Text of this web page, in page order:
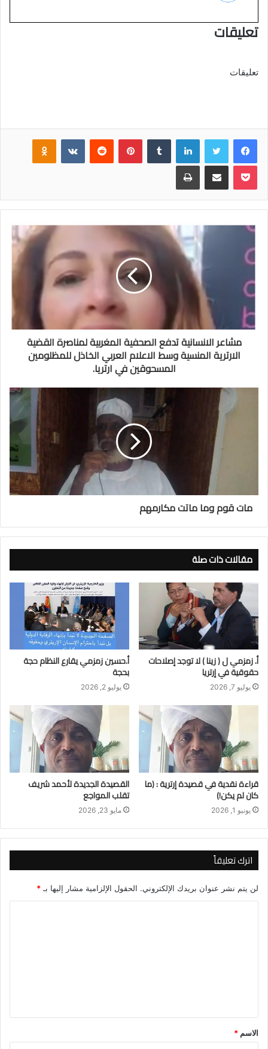
تعليقات
تعليقات
فيسبوك لينكدإن بينتيريست
بوكيت
مشاعر الانسانية تدفع الصحفية المغربية لمناصرة القضية
الارترية المنسية وسط الاعلام العربي الخاذل للمظلومين
المسحوقين في ارتريا.
مات قوم وما ماتت مكارمهم
مقالات ذات صلة
أ. زمزمي ل ( زينا ) لا توجد إصلاحات
حقوقية في إرتريا
يوليو 7, 2026
أ.حسين زمزمي يقارع النظام حجة
بحجة
يوليو 2, 2026
قراءة نقدية في قصيدة إرترية : (ما
كان لم يكن!)
يونيو 1, 2026
القصيدة الجديدة لأحمد شريف
تقلب المواجع
مايو 23, 2026
اترك تعليقاً
لن يتم نشر عنوان بريدك الإلكتروني. الحقول الإلزامية مشار إليها بـ*
ق
*
الاسم *